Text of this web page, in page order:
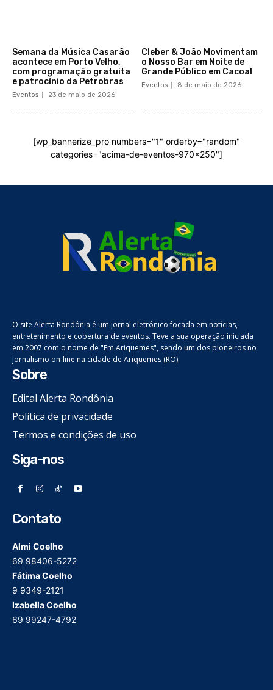
Semana da Música Casarão
acontece em Porto Velho,
com programação gratuita
e patrocínio da Petrobras
Eventos 23 de maio de 2026
Cleber & João Movimentam
o Nosso Bar em Noite de
Grande Público em Cacoal
Eventos 8 de maio de 2026
[wp_bannerize_pro numbers="1" orderby="random"
categories="acima-de-eventos-970x250"]
O site Alerta Rondônia é um jornal eletrônico focada em notícias,
entretenimento e cobertura de eventos. Teve a sua operação iniciada
em 2007 com o nome de "Em Ariquemes", sendo um dos pioneiros no
jornalismo on-line na cidade de Ariquemes (RO).
Sobre
Edital Alerta Rondônia
Politica de privacidade
Termos e condições de uso
Siga-nos
Contato
Almi Coelho
69 98406-5272
Fátima Coelho
9 9349-2121
Izabella Coelho
69 99247-4792